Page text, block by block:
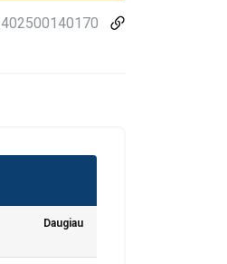
402500140170
Daugiau